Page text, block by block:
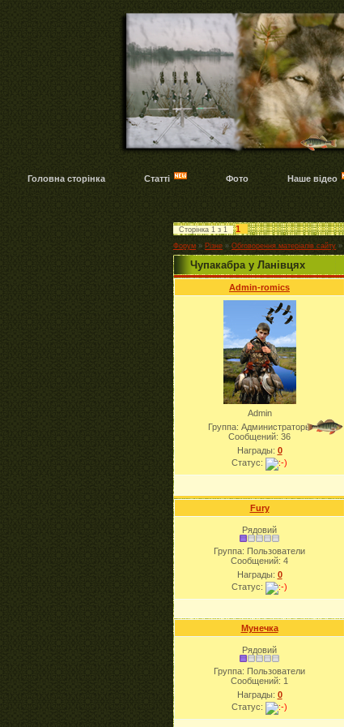
Головна сторінка Статті Фото Наше відео
Сторінка 1 з 1 1
Форум » Різне » Обговорення матеріалів сайту »
Чупакабра у Ланівцях
Admin-romics
Admin
Группа: Администраторы
Сообщений: 36
Награды: 0
Статус:
Fury
Рядовий
Группа: Пользователи
Сообщений: 4
Награды: 0
Статус:
Мунечка
Рядовий
Группа: Пользователи
Сообщений: 1
Награды: 0
Статус: